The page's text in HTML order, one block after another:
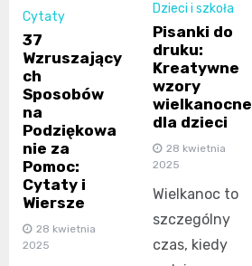
Cytaty
37
Wzruszający
ch
Sposobów
na
Podziękowa
nie za
Pomoc:
Cytaty i
Wiersze
28 kwietnia
2025
Dzieci i szkoła
Pisanki do
druku:
Kreatywne
wzory
wielkanocne
dla dzieci
28 kwietnia
2025
Wielkanoc to
szczególny
czas, kiedy